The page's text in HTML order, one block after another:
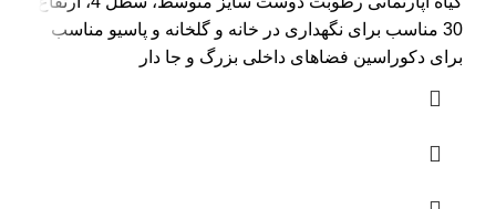
30 مناسب برای نگهداری در خانه و گلخانه و پاسیو مناسب
برای دکوراسین فضاهای داخلی بزرگ و جا دار